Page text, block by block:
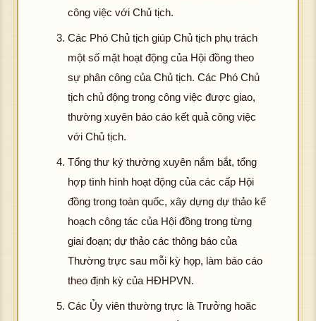
công việc với Chủ tịch.
Các Phó Chủ tịch giúp Chủ tịch phụ trách
một số mặt hoạt động của Hội đồng theo
sự phân công của Chủ tịch. Các Phó Chủ
tịch chủ động trong công việc được giao,
thường xuyên báo cáo kết quả công việc
với Chủ tịch.
Tổng thư ký thường xuyên nắm bắt, tổng
hợp tình hình hoạt động của các cấp Hội
đồng trong toàn quốc, xây dựng dự thảo kế
hoạch công tác của Hội đồng trong từng
giai đoạn; dự thảo các thông báo của
Thường trực sau mỗi kỳ họp, làm báo cáo
theo định kỳ của HĐHPVN.
Các Ủy viên thường trực là Trưởng hoăc